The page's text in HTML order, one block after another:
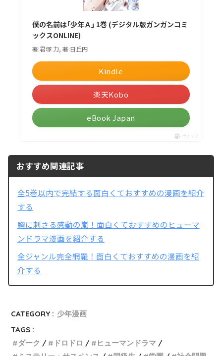
僕の名前は｢少年Ａ｣ 1巻 (デジタル版ガンガンコミ
ックスONLINE)
著:君塚 力, 著:日丘円
Kindle
楽天Kobo
eBook Japan
ポチップ
おすすめ関連記事
全5巻以内で完結する面白くておすすめの漫画を紹介
する
胸に刺さる感動の嵐！面白くておすすめのヒューマ
ンドラマ漫画を紹介する
全ジャンル完全網羅！面白くておすすめの漫画を紹
介する
CATEGORY : 少年漫画
TAGS :
ダーク
ドロドロ
ヒューマンドラマ